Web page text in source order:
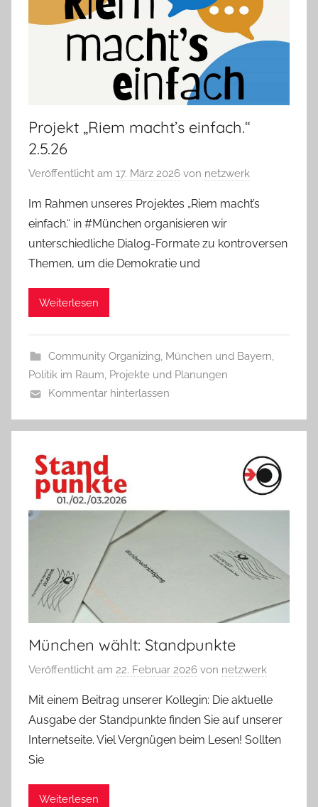
Projekt „Riem macht’s einfach.“
2.5.26
Veröffentlicht am 17. März 2026 von netzwerk
Im Rahmen unseres Projektes „Riem macht’s
einfach.“ in #München organisieren wir
unterschiedliche Dialog-Formate zu kontroversen
Themen, um die Demokratie und
Weiterlesen
Community Organizing, München und Bayern,
Politik im Raum, Projekte und Planungen
Kommentar hinterlassen
München wählt: Standpunkte
Veröffentlicht am 22. Februar 2026 von netzwerk
Mit einem Beitrag unserer Kollegin: Die aktuelle
Ausgabe der Standpunkte finden Sie auf unserer
Internetseite. Viel Vergnügen beim Lesen! Sollten
Sie
Weiterlesen